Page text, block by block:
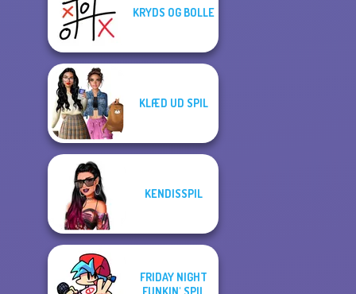
Enchanted
Realms
KRYDS OG BOLLE
KLÆD UD SPIL
KENDISSPIL
FRIDAY NIGHT
FUNKIN' SPIL